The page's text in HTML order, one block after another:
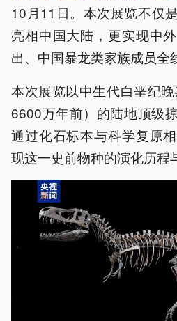
10月11日。本次展览不仅
亮相中国大陆，更实现中
出、中国暴龙类家族成员全
本次展览以中生代白垩纪
6600万年前）的陆地顶级
通过化石标本与科学复原
现这一史前物种的演化历程